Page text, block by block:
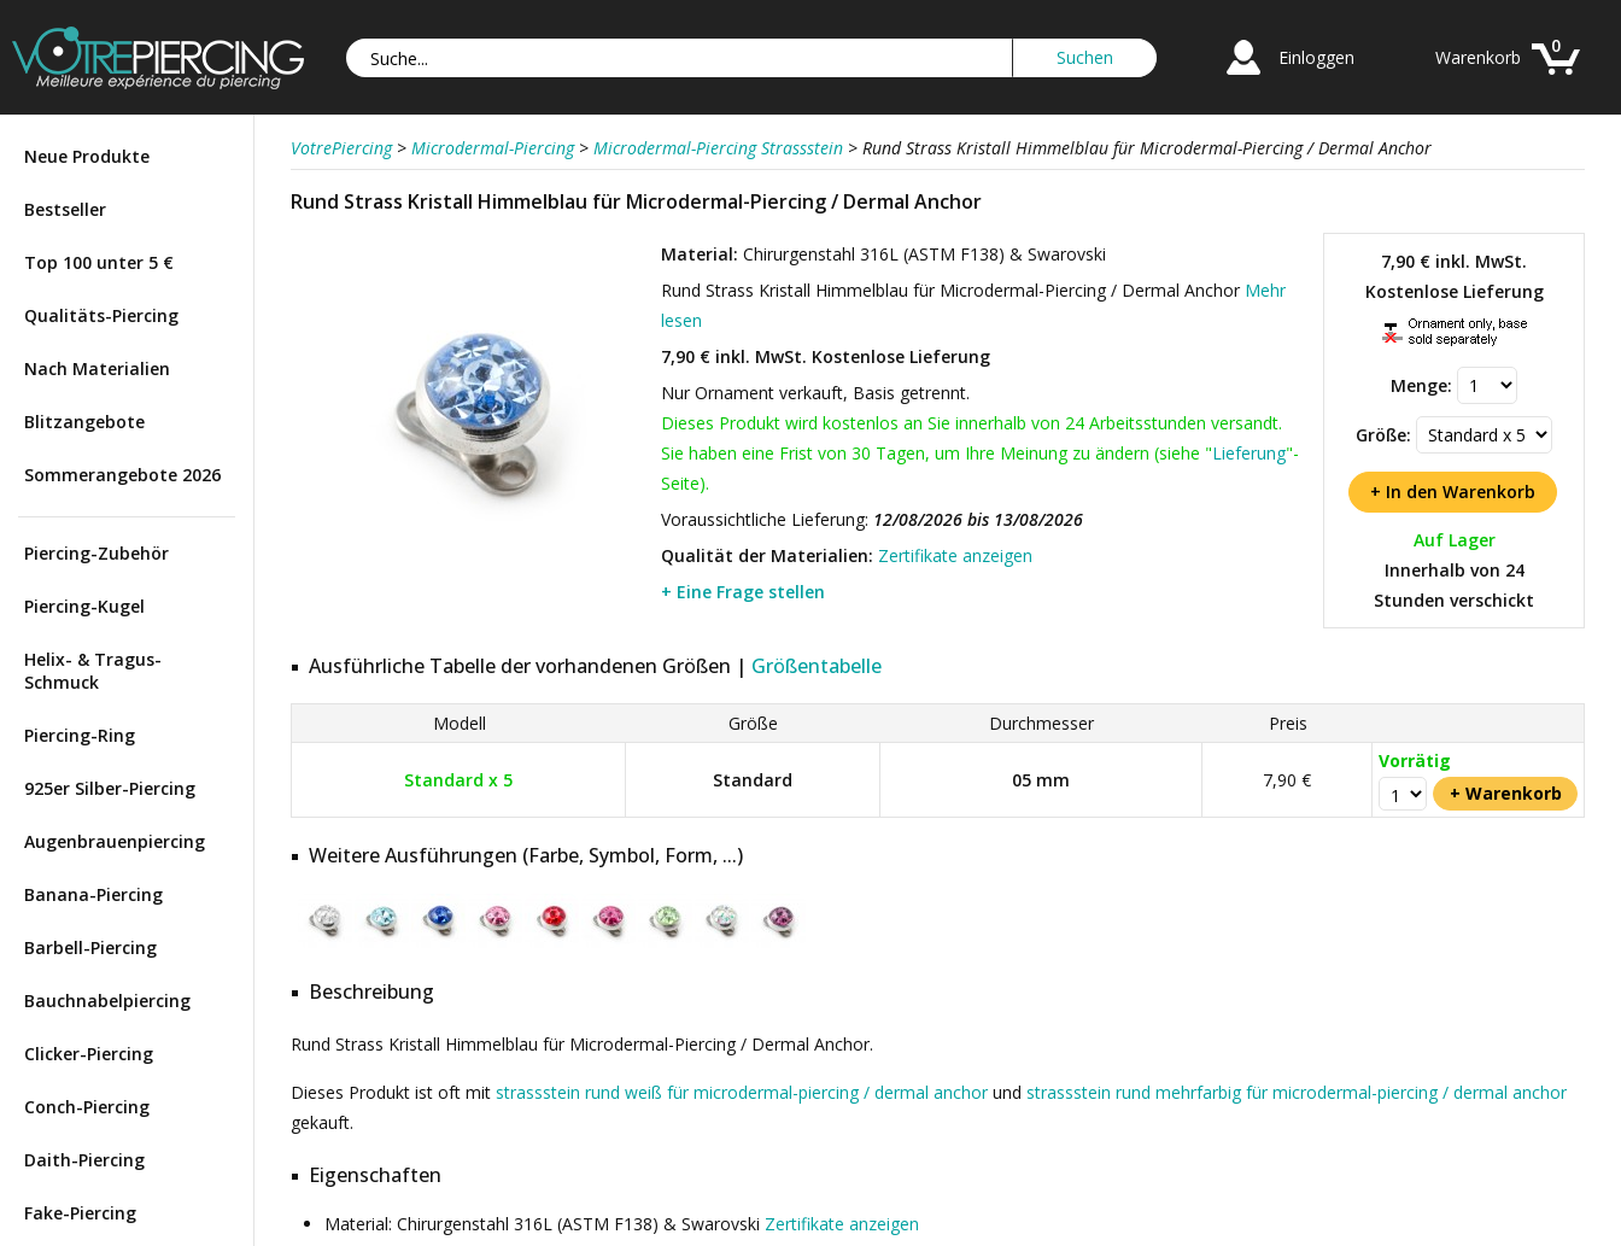
Einloggen
0
Warenkorb
Neue Produkte
Bestseller
Top 100 unter 5 €
Qualitäts-Piercing
Nach Materialien
Blitzangebote
Sommerangebote 2026
Piercing-Zubehör
Piercing-Kugel
Helix- & Tragus-
Schmuck
Piercing-Ring
925er Silber-Piercing
Augenbrauenpiercing
Banana-Piercing
Barbell-Piercing
Bauchnabelpiercing
Clicker-Piercing
Conch-Piercing
Daith-Piercing
Fake-Piercing
VotrePiercing > Microdermal-Piercing > Microdermal-Piercing Strassstein > Rund Strass Kristall Himmelblau für Microdermal-Piercing / Dermal Anchor
Rund Strass Kristall Himmelblau für Microdermal-Piercing / Dermal Anchor
7,90 € inkl. MwSt.
Kostenlose Lieferung
Menge:
Größe:
Auf Lager
Innerhalb von 24
Stunden verschickt
Material: Chirurgenstahl 316L (ASTM F138) & Swarovski
Rund Strass Kristall Himmelblau für Microdermal-Piercing / Dermal Anchor Mehr
lesen
7,90 € inkl. MwSt. Kostenlose Lieferung
Nur Ornament verkauft, Basis getrennt.
Dieses Produkt wird kostenlos an Sie innerhalb von 24 Arbeitsstunden versandt.
Sie haben eine Frist von 30 Tagen, um Ihre Meinung zu ändern (siehe "Lieferung"-
Seite).
Voraussichtliche Lieferung: 12/08/2026 bis 13/08/2026
Qualität der Materialien: Zertifikate anzeigen
+ Eine Frage stellen
Ausführliche Tabelle der vorhandenen Größen | Größentabelle
Modell Größe Durchmesser Preis
Standard x 5 Standard 05 mm 7,90 €
Vorrätig
Weitere Ausführungen (Farbe, Symbol, Form, ...)
Beschreibung
Rund Strass Kristall Himmelblau für Microdermal-Piercing / Dermal Anchor.
Dieses Produkt ist oft mit strassstein rund weiß für microdermal-piercing / dermal anchorund strassstein rund mehrfarbig für microdermal-piercing / dermal anchor
gekauft.
Eigenschaften
Material: Chirurgenstahl 316L (ASTM F138) & Swarovski Zertifikate anzeigen